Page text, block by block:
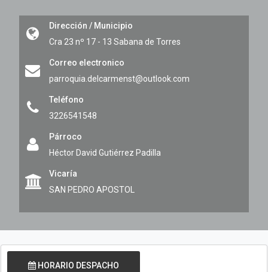
Dirección / Municipio
Cra 23 nº 17 - 13 Sabana de Torres
Correo electronico
parroquia.delcarmenst@outlook.com
Teléfono
3226541548
Párroco
Héctor David Gutiérrez Padilla
Vicaría
SAN PEDRO APOSTOL
HORARIO DESPACHO